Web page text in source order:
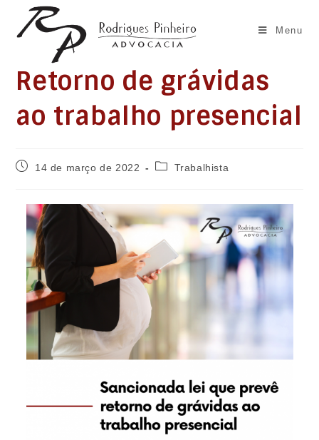
Menu
Retorno de grávidas
ao trabalho presencial
Post14 de março de 2022
Categoria
Trabalhista